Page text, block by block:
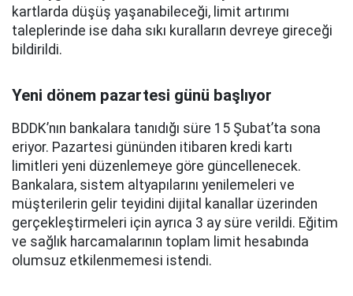
kartlarda düşüş yaşanabileceği, limit artırımı
taleplerinde ise daha sıkı kuralların devreye gireceği
bildirildi.
Yeni dönem pazartesi günü başlıyor
BDDK’nın bankalara tanıdığı süre 15 Şubat’ta sona
eriyor. Pazartesi gününden itibaren kredi kartı
limitleri yeni düzenlemeye göre güncellenecek.
Bankalara, sistem altyapılarını yenilemeleri ve
müşterilerin gelir teyidini dijital kanallar üzerinden
gerçekleştirmeleri için ayrıca 3 ay süre verildi. Eğitim
ve sağlık harcamalarının toplam limit hesabında
olumsuz etkilenmemesi istendi.